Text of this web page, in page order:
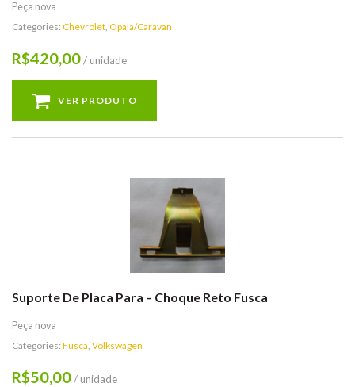
Peça nova
Categories: Chevrolet, Opala/Caravan
R$420,00/ unidade
VER PRODUTO
Suporte De Placa Para – Choque Reto Fusca
Peça nova
Categories: Fusca, Volkswagen
R$50,00/ unidade